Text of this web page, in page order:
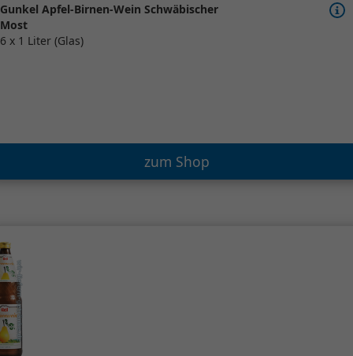
Gunkel Apfel-Birnen-Wein Schwäbischer
Most
6 x 1 Liter (Glas)
zum Shop